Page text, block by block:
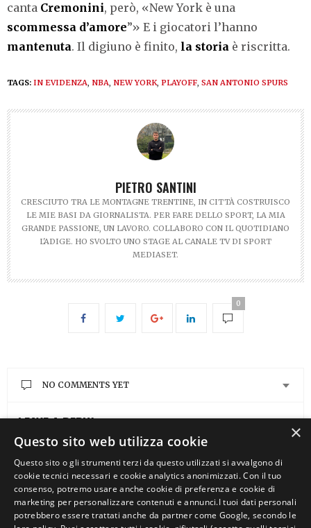
canta Cremonini, però, «New York è una
scommessa d’amore”» E i giocatori l’hanno
mantenuta. Il digiuno è finito, la storia è riscritta.
TAGS: IN EVIDENZA, NBA, NEW YORK, PLAYOFF, SAN ANTONIO SPURS
PIETRO SANTINI
CRESCIUTO TRA LE MONTAGNE TRENTINE, IN CITTÀ COSTRUISCO
LE MIE BASI DA GIORNALISTA. PER FARE DELLO SPORT, LA MIA
GRANDE PASSIONE, UN LAVORO. COLLABORO CON IL QUOTIDIANO
L'ADIGE. HO SVOLTO UNO STAGE AL CANALE TV DI SPORT
MEDIASET.
0
NO COMMENTS YET
LEAVE A REPLY
You must be logged into post a comment.
×
Questo sito web utilizza cookie
Questo sito o gli strumenti terzi da questo utilizzati si avvalgono di
cookie tecnici necessari e cookie analytics anonimizzati. Con il tuo
consenso, potremo usare anche cookie di preferenza e cookie di
marketing per personalizzare contenuti e annunci.I tuoi dati personali
potrebbero essere trattati anche da partner come Google, secondo le